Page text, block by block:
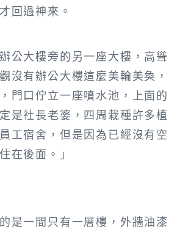
回過神來。
公大樓旁的另一座大樓，高聳
沒有辦公大樓這麼美輪美奐，
門口佇立一座噴水池，上面的
是社長老婆，四周栽種許多植
工宿舍，但是因為已經沒有空
在後面。」
是一間只有一層樓，外牆油漆